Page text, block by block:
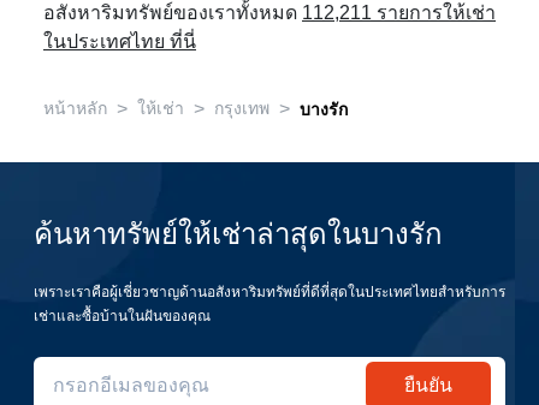
อสังหาริมทรัพย์ของเราทั้งหมด 112,211 รายการให้เช่า
ในประเทศไทย ที่นี่
หน้าหลัก > ให้เช่า > กรุงเทพ > บางรัก
ค้นหาทรัพย์ให้เช่าล่าสุดในบางรัก
เพราะเราคือผู้เชี่ยวชาญด้านอสังหาริมทรัพย์ที่ดีที่สุดในประเทศไทยสำหรับการ
เช่าและซื้อบ้านในฝันของคุณ
ยืนยัน